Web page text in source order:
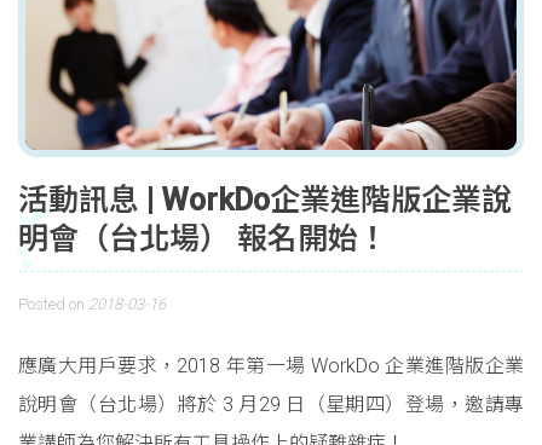
活動訊息 | WorkDo企業進階版企業說
明會（台北場） 報名開始！
Posted on 2018-03-16
應廣大用戶要求，2018 年第一場 WorkDo 企業進階版企業
說明會（台北場）將於 3 月29 日（星期四）登場，邀請專